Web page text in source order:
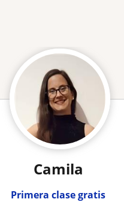
Camila
Primera clase gratis